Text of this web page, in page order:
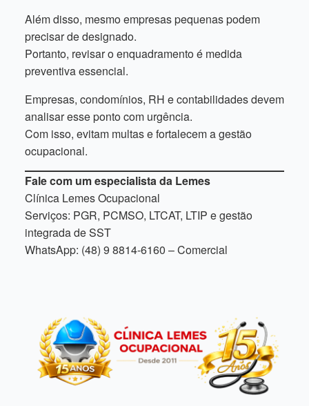
Além disso, mesmo empresas pequenas podem
precisar de designado.
Portanto, revisar o enquadramento é medida
preventiva essencial.
Empresas, condomínios, RH e contabilidades devem
analisar esse ponto com urgência.
Com isso, evitam multas e fortalecem a gestão
ocupacional.
Fale com um especialista da Lemes
Clínica Lemes Ocupacional
Serviços: PGR, PCMSO, LTCAT, LTIP e gestão
integrada de SST
WhatsApp: (48) 9 8814-6160 – Comercial